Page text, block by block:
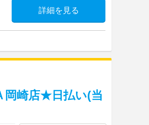
詳細を見る
岡崎店★日払い(当